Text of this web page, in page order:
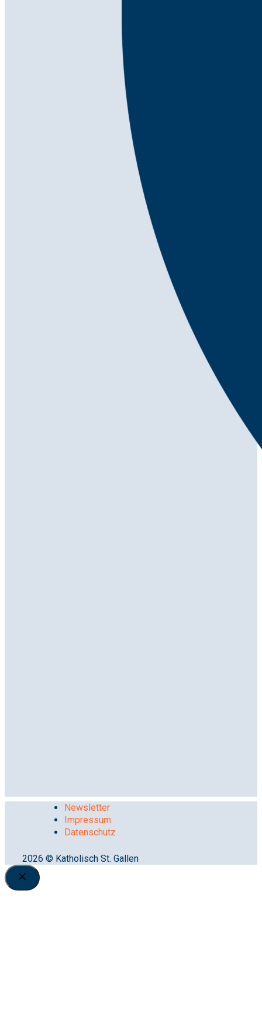
Newsletter
Impressum
Datenschutz
2026 © Katholisch St. Gallen
Close